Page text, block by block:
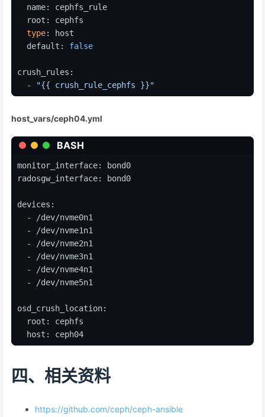
  name: cephfs_rule
  root: cephfs
type: host
  default:
false
crush_rules:
  -
"{{ crush_rule_cephfs }}"
host_vars/ceph04.yml
BASH
monitor_interface: bond0
radosgw_interface: bond0
devices:
  - /dev/nvme0n1
  - /dev/nvme1n1
  - /dev/nvme2n1
  - /dev/nvme3n1
  - /dev/nvme4n1
  - /dev/nvme5n1
osd_crush_location:
  root: cephfs
  host: ceph04
四、相关资料
https://github.com/ceph/ceph-ansible